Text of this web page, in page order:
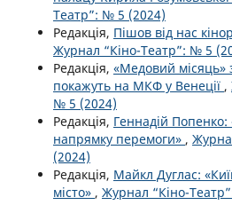
Театр”: № 5 (2024)
Редакція, Пішов від нас
Журнал “Кіно-Театр”: № 5
Редакція, «Медовий
покажуть на МКФ у Венеції ,
№ 5 (2024)
Редакція, Геннадій
напрямку перемоги» ,
(2024)
Редакція, Майкл Дуглас:
місто» , Журнал “Кіно-